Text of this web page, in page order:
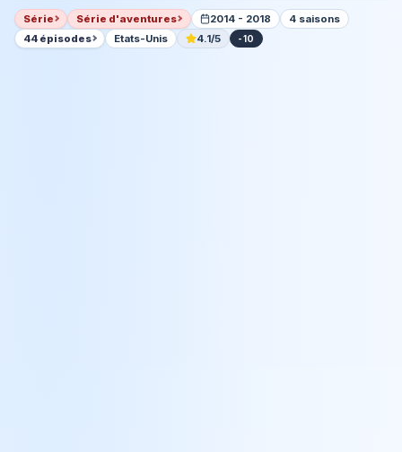
Série Série d'aventures 2014 - 2018
4 saisons
44 épisodes
Etats-Unis 4.1/5 -10